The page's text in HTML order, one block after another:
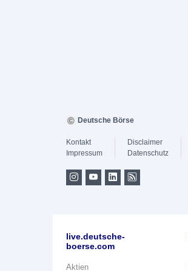
Deutsche Börse
Kontakt
Impressum
Disclaimer
Datenschutz
live.deutsche-
boerse.com
Aktien